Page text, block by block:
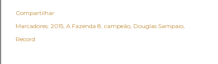
Compartilhar
Marcadores: 2015 A Fazenda 8 campeão Douglas Sampaio
Record